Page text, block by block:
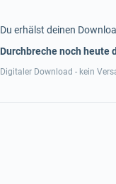
Du erhälst deinen
Durchbreche noch heute
Digitaler Download - kein